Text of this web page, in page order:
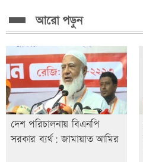
আরো পড়ুন
দেশ পরিচালনায় বিএনপি
সরকার ব্যর্থ: জামায়াত আমির